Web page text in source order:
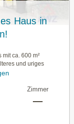
Haus in
mit ca. 600 m²
und uriges
Zimmer
—